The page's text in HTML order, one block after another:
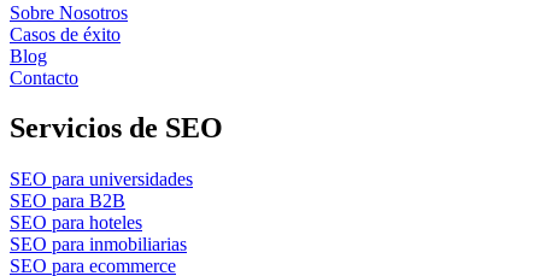
Sobre Nosotros
Casos de éxito
Blog
Contacto
Servicios de SEO
SEO para universidades
SEO para B2B
SEO para hoteles
SEO para inmobiliarias
SEO para ecommerce